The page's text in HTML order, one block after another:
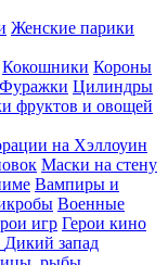
Женские парики
Кокошники Короны
Фуражки Цилиндры
фруктов и овощей
на Хэллоуин
Маски на стену
Вампиры и
Военные
игр Герои кино
Дикий запад